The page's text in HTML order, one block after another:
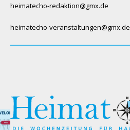
heimatecho-redaktion@gmx.de
heimatecho-veranstaltungen@gmx.de